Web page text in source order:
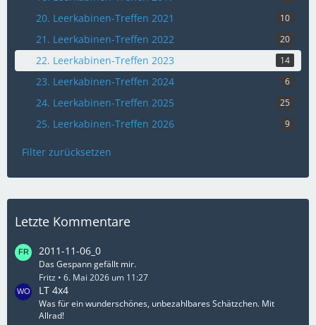
20. Leerkabinen-Treffen 2021 10
21. Leerkabinen-Treffen 2022 20
22. Leerkabinen-Treffen 2023 14
23. Leerkabinen-Treffen 2024 6
24. Leerkabinen-Treffen 2025 25
25. Leerkabinen-Treffen 2026 9
Filter zurücksetzen
Letzte Kommentare
2011-11-06_0
Das Gespann gefällt mir.
Fritz
6. Mai 2026 um 11:27
LT 4x4
Was für ein wunderschönes, unbezahlbares Schätzchen. Mit
Allrad!